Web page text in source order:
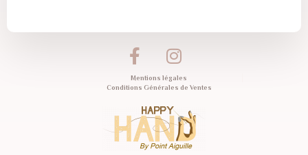
Mentions légales
Conditions Générales de Ventes